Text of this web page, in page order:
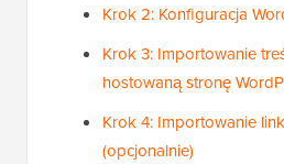
Krok 2: Konfiguracja
Krok 3: Importowanie
hostowaną stronę
Krok 4: Importowanie
(opcjonalnie)